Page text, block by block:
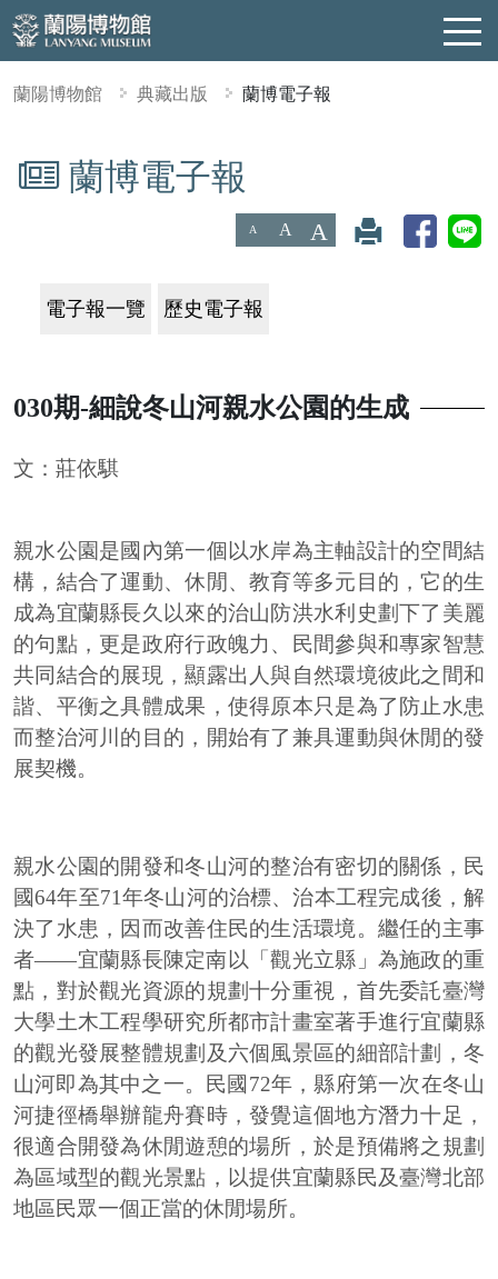
蘭陽博物館 典藏出版 蘭博電子報
蘭博電子報
A A A
電子報一覽 歷史電子報
030期-細說冬山河親水公園的生成
文：莊依騏
親水公園是國內第一個以水岸為主軸設計的空間結
構，結合了運動、休閒、教育等多元目的，它的生
成為宜蘭縣長久以來的治山防洪水利史劃下了美麗
的句點，更是政府行政魄力、民間參與和專家智慧
共同結合的展現，顯露出人與自然環境彼此之間和
諧、平衡之具體成果，使得原本只是為了防止水患
而整治河川的目的，開始有了兼具運動與休閒的發
展契機。
親水公園的開發和冬山河的整治有密切的關係，民
國64年至71年冬山河的治標、治本工程完成後，解
決了水患，因而改善住民的生活環境。繼任的主事
者——宜蘭縣長陳定南以「觀光立縣」為施政的重
點，對於觀光資源的規劃十分重視，首先委託臺灣
大學土木工程學研究所都市計畫室著手進行宜蘭縣
的觀光發展整體規劃及六個風景區的細部計劃，冬
山河即為其中之一。民國72年，縣府第一次在冬山
河捷徑橋舉辦龍舟賽時，發覺這個地方潛力十足，
很適合開發為休閒遊憩的場所，於是預備將之規劃
為區域型的觀光景點，以提供宜蘭縣民及臺灣北部
地區民眾一個正當的休閒場所。